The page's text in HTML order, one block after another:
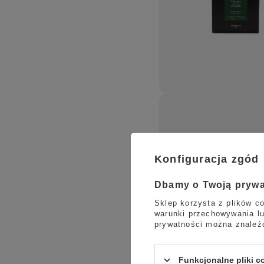
Konfiguracja zgód
Dbamy o Twoją
Sklep korzysta z plików
warunki przechowywania
prywatności można
Funkcjonalne pliki